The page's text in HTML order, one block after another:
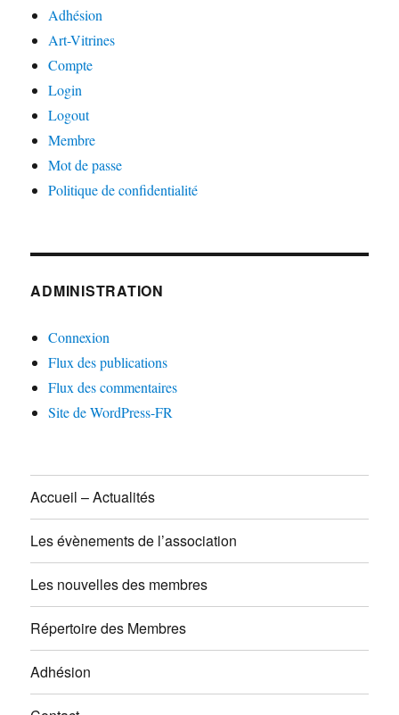
Adhésion
Art-Vitrines
Compte
Login
Logout
Membre
Mot de passe
Politique de confidentialité
ADMINISTRATION
Connexion
Flux des publications
Flux des commentaires
Site de WordPress-FR
Accueil – Actualités
Les évènements de l’association
Les nouvelles des membres
Répertoire des Membres
Adhésion